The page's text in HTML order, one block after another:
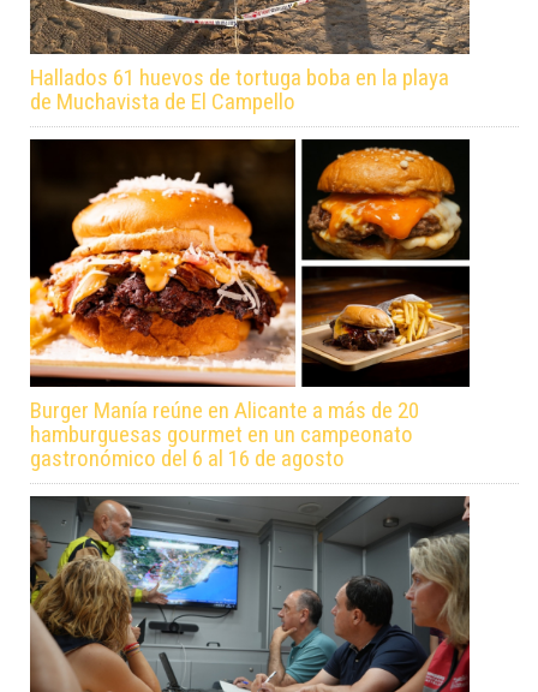
Hallados 61 huevos de tortuga boba en la playa
de Muchavista de El Campello
Burger Manía reúne en Alicante a más de 20
hamburguesas gourmet en un campeonato
gastronómico del 6 al 16 de agosto